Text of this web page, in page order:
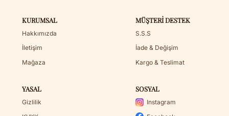
KURUMSAL
Hakkımızda
İletişim
Mağaza
MÜŞTERI DESTEK
S.S.S
İade & Değişim
Kargo & Teslimat
YASAL
Gizlilik
SOSYAL
Instagram